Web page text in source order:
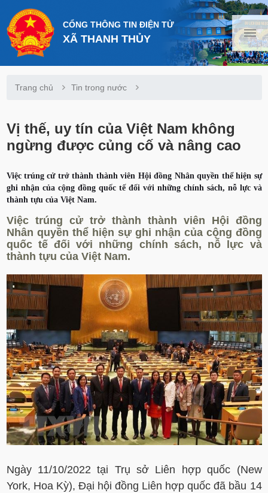
CỔNG THÔNG TIN ĐIỆN TỬ
XÃ THANH THỦY
Trang chủ Tin trong nước
Vị thế, uy tín của Việt Nam không
ngừng được củng cố và nâng cao
Việc trúng cử trở thành thành viên Hội đồng Nhân quyền thể hiện sự
ghi nhận của cộng đồng quốc tế đối với những chính sách, nỗ lực và
thành tựu của Việt Nam.
Việc trúng cử trở thành thành viên Hội đồng
Nhân quyền thể hiện sự ghi nhận của cộng đồng
quốc tế đối với những chính sách, nỗ lực và
thành tựu của Việt Nam.
Ngày 11/10/2022 tại Trụ sở Liên hợp quốc (New
York, Hoa Kỳ), Đại hội đồng Liên hợp quốc đã bầu 14